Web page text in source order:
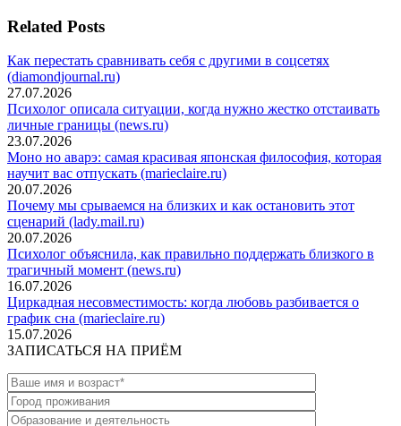
Related Posts
Как перестать сравнивать себя с другими в соцсетях
(diamondjournal.ru)
27.07.2026
Психолог описала ситуации, когда нужно жестко отстаивать
личные границы (news.ru)
23.07.2026
Моно но аварэ: самая красивая японская философия, которая
научит вас отпускать (marieclaire.ru)
20.07.2026
Почему мы срываемся на близких и как остановить этот
сценарий (lady.mail.ru)
20.07.2026
Психолог объяснила, как правильно поддержать близкого в
трагичный момент (news.ru)
16.07.2026
Циркадная несовместимость: когда любовь разбивается о
график сна (marieclaire.ru)
15.07.2026
ЗАПИСАТЬСЯ НА ПРИЁМ